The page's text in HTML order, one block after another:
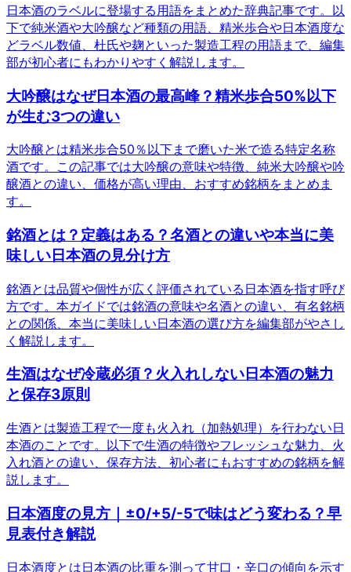
日本酒のラベルに登場する用語をまとめた辞典記事です。以
下で純米酒や大吟醸など種類の用語、精米歩合や日本酒度な
どラベル数値、杜氏や麹といった製造工程の用語まで、編集
部が初心者にもわかりやすく解説します。
大吟醸はなぜ日本酒の最高峰？精米歩合50%以下
が生む3つの違い
大吟醸とは精米歩合50％以下まで磨いた米で造る特定名称
酒です。この記事では大吟醸の意味や特徴、純米大吟醸や吟
醸酒との違い、価格が高い理由、おすすめ銘柄をまとめま
す。
銘酒とは？定義はある？名酒との違いや本当に美
味しい日本酒の見分け方
銘酒とは品質や個性が広く評価されている日本酒を指す呼び
方です。本ガイドでは銘酒の意味や名酒との違い、有名銘柄
との関係、本当に美味しい日本酒の選び方を編集部がやさし
く解説します。
生酒はなぜ冷蔵必須？火入れしない日本酒の魅力
と保存3原則
生酒とは製造工程で一度も火入れ（加熱処理）を行わない日
本酒のことです。以下で生酒の特徴やフレッシュな魅力、火
入れ酒との違い、保存方法、初心者にもおすすめの銘柄を解
説します。
日本酒度の見方｜±0/+5/-5で味はどう変わる？早
見表付き解説
日本酒度とは日本酒の比重を測って甘口・辛口の傾向を示す